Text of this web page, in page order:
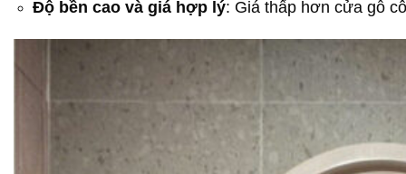
Độ bền cao và giá hợp lý: Giá thấp hơn cửa gỗ